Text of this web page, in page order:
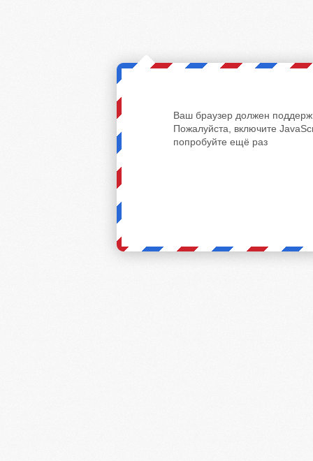
Ваш браузер должен
Пожалуйста, включите
попробуйте ещё раз